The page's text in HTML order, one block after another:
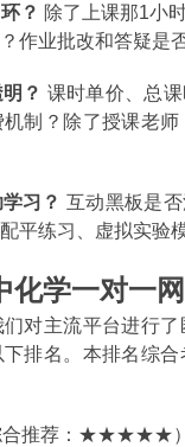
？ 除了上课那1小
作业批改和答疑是
？ 课时单价、总
制？除了授课老
习？ 互动黑板是
平练习、虚拟实验
化学一对一
对主流平台进行
排名。本排名综
合推荐：★★★★★）